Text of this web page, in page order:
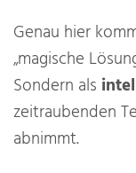
Genau hier
„magische
Sondern als
zeitraubenden
abnimmt.